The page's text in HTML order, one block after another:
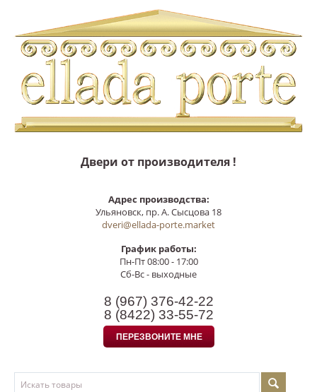
Двери от производителя !
Адрес производства:
Ульяновск, пр. А. Сысцова 18
dveri@ellada-porte.market
График работы:
Пн-Пт 08:00 - 17:00
Сб-Вс - выходные
8 (967) 376-42-22
8 (8422) 33-55-72
ПЕРЕЗВОНИТЕ МНЕ